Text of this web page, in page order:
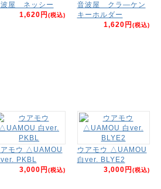
屋 ネッシー
1,620円(税込)
音波屋 クラ―ケン
キーホルダー
1,620円(税込)
モウ △UAMOU
PKBL
3,000円(税込)
ウアモウ △UAMOU
白ver. BLYE2
3,000円(税込)